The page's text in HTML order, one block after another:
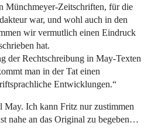
Münchmeyer-Zeitschriften, für die
war, und wohl auch in den
wir vermutlich einen Eindruck
hat.
der Rechtschreibung in May-Texten
man in der Tat einen
Entwicklungen.“
May. Ich kann Fritz nur zustimmen
nahe an das Original zu begeben…